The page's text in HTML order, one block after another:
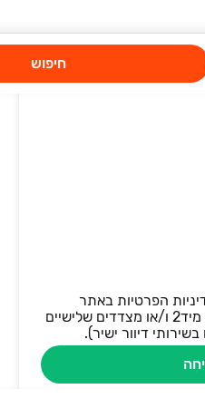
חיפוש
הפרטיות באתר
ומאשר/ת קבלת תוכן שיווקי מיד2 ו/או מצדדים שלישיים
דיוור ישיר).